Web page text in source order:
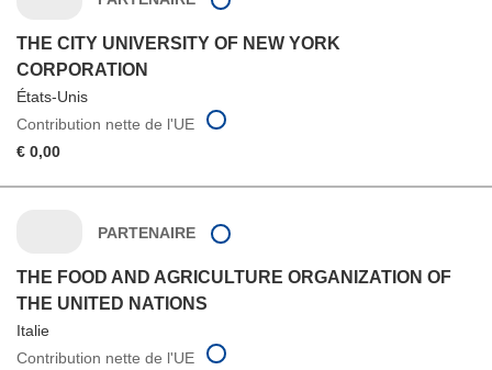
THE CITY UNIVERSITY OF NEW YORK
CORPORATION
États-Unis
Contribution nette de l'UE
€ 0,00
PARTENAIRE
THE FOOD AND AGRICULTURE ORGANIZATION OF
THE UNITED NATIONS
Italie
Contribution nette de l'UE